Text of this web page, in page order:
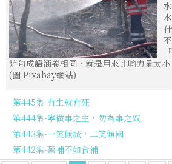
這句成語涵義相同，就是用來比喻力量太小
(圖:Pixabay網站)
第445集-有生就有死
第444集-寧做事之主，勿為事之奴
第443集-一笑傾城，二笑傾國
第442集-藥補不如食補